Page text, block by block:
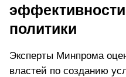
политики
Эксперты Минпрома
властей по созданию